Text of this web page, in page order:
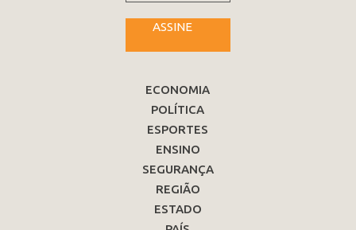
ASSINE
ECONOMIA
POLÍTICA
ESPORTES
ENSINO
SEGURANÇA
REGIÃO
ESTADO